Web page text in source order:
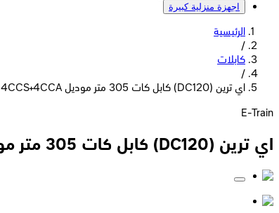
اجهزة منزلية كبيرة
الرئيسية
/
كابلات
/
اي ترين (DC120) كابل كات 305 متر موديل 4CCS+4CCA - رمادى
E-Train
اي ترين (DC120) كابل كات 305 متر موديل 4CCS+4CCA - رمادى